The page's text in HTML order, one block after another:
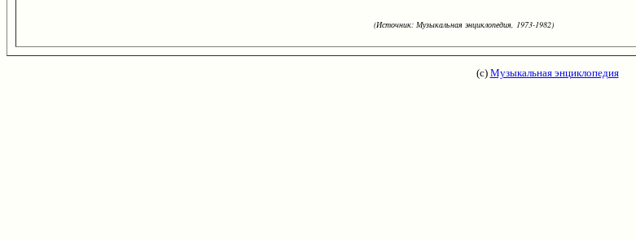
(Источник: Музыкальная энциклопедия, 1973-1982)
(с) Музыкальная энциклопедия